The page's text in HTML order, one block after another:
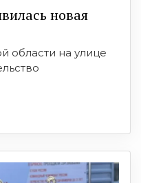
новая
области на улице